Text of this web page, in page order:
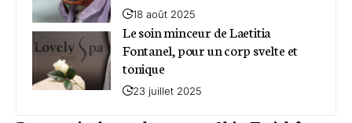
18 août 2025
Le soin minceur de Laetitia
Fontanel, pour un corp svelte et
tonique
23 juillet 2025